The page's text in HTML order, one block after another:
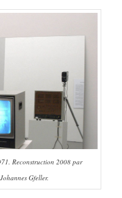
Reconstruction 2008 par
Gfeller.